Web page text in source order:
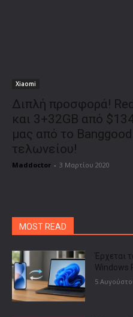
Xiaomi
Διπλή προσφορά!
και 3+32GB από
μας από το
τελωνείου!
Maddoctor - 3 Μαρτίου 2020
MOST READ
Έρχεται
Windows
5